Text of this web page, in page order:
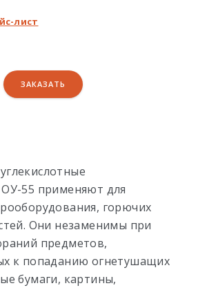
лист
ЗАКАЗАТЬ
55 применяют для
горючих
Они незаменимы при
предметов,
к попаданию огнетушащих
бумаги, картины,